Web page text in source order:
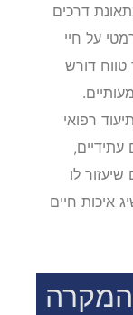
דרכים
על חיי
דורש
רפואי
לו
איכות חיים